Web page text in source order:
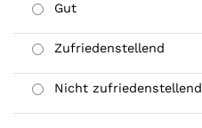
Gut
Zufriedenstellend
Nicht zufriedenstellend